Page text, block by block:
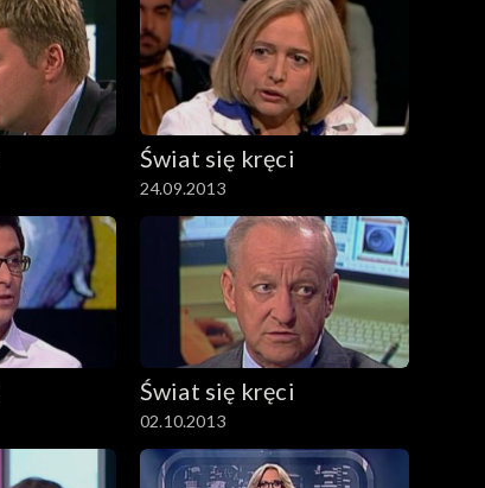
Świat się kręci
24.09.2013
Świat się kręci
02.10.2013